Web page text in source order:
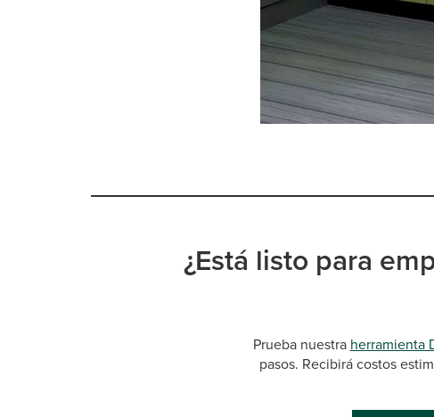
¿Está listo para
Prueba nuestra herramienta
pasos. Recibirá costos